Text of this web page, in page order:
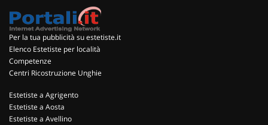
Per la tua pubblicità su estetiste.it
Elenco Estetiste per località
Competenze
Centri Ricostruzione Unghie
Estetiste a Agrigento
Estetiste a Aosta
Estetiste a Avellino